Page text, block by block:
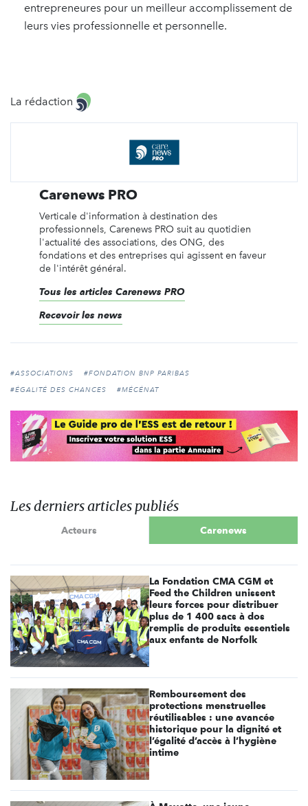
entrepreneures pour un meilleur accomplissement de
leurs vies professionnelle et personnelle.
La rédaction
Carenews PRO
Verticale d'information à destination des
professionnels, Carenews PRO suit au quotidien
l'actualité des associations, des ONG, des
fondations et des entreprises qui agissent en faveur
de l'intérêt général.
Tous les articles Carenews PRO
Recevoir les news
#ASSOCIATIONS
#FONDATION BNP PARIBAS
#ÉGALITÉ DES CHANCES
#MÉCÉNAT
Les derniers articles publiés
Acteurs Carenews
La Fondation CMA CGM et
Feed the Children unissent
leurs forces pour distribuer
plus de 1 400 sacs à dos
remplis de produits essentiels
aux enfants de Norfolk
Remboursement des
protections menstruelles
réutilisables : une avancée
historique pour la dignité et
l’égalité d’accès à l’hygiène
intime